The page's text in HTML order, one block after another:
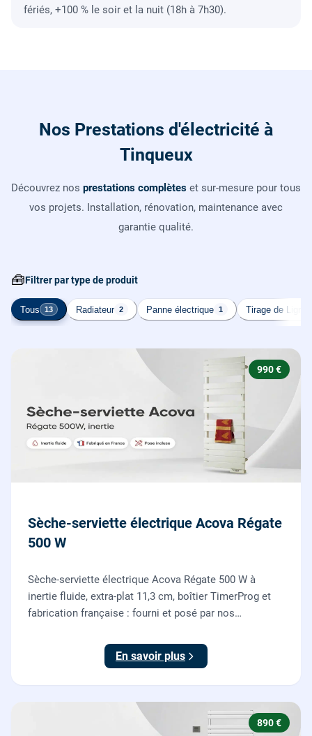
fériés, +100 % le soir et la nuit (18h à 7h30).
Nos Prestations d'électricité à
Tinqueux
Découvrez nos prestations complètes et sur-mesure pour tous
vos projets. Installation, rénovation, maintenance avec
garantie qualité.
🧰Filtrer par type de produit
Tous 13 Radiateur 2 Panne électrique 1 Tirage de Ligne
990 €
Sèche-serviette électrique Acova Régate
500 W
Sèche-serviette électrique Acova Régate 500 W à
inertie fluide, extra-plat 11,3 cm, boîtier TimerProg et
fabrication française : fourni et posé par nos
En savoir plus
890 €